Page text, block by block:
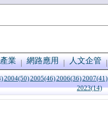
業 網路應用 人文企管
2004(50)2005(46)2006(36)2007(41)
2023(14)